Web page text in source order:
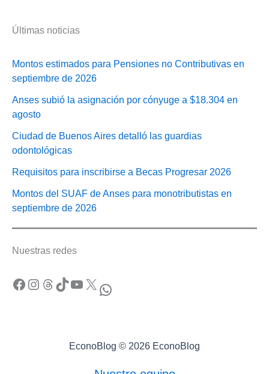
Últimas noticias
Montos estimados para Pensiones no Contributivas en
septiembre de 2026
Anses subió la asignación por cónyuge a $18.304 en
agosto
Ciudad de Buenos Aires detalló las guardias
odontológicas
Requisitos para inscribirse a Becas Progresar 2026
Montos del SUAF de Anses para monotributistas en
septiembre de 2026
Nuestras redes
Facebook Instagram Threads TikTok YouTube X WhatsApp
EconoBlog © 2026 EconoBlog